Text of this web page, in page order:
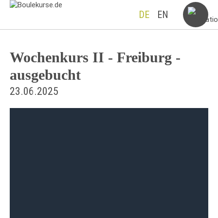
DE EN
Wochenkurs II - Freiburg -
ausgebucht
23.06.2025